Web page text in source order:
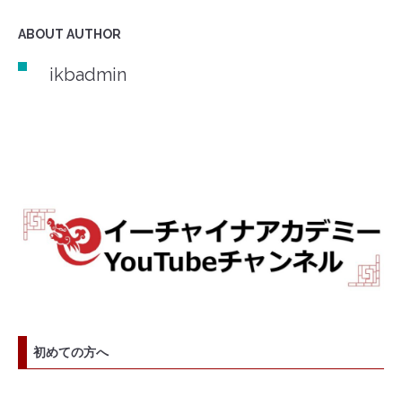
ABOUT AUTHOR
ikbadmin
初めての方へ